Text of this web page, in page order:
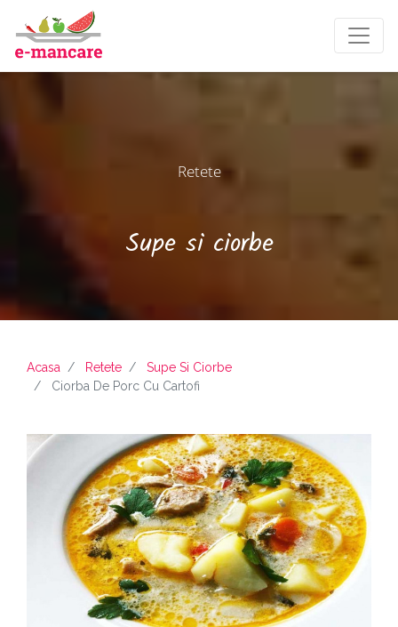
Retete
Supe si ciorbe
Acasa Retete
Supe Si Ciorbe
Ciorba De Porc Cu Cartofi